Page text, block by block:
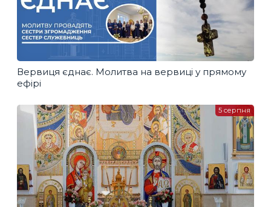
Вервиця єднає. Молитва на вервиці у прямому
ефірі
5 серпня